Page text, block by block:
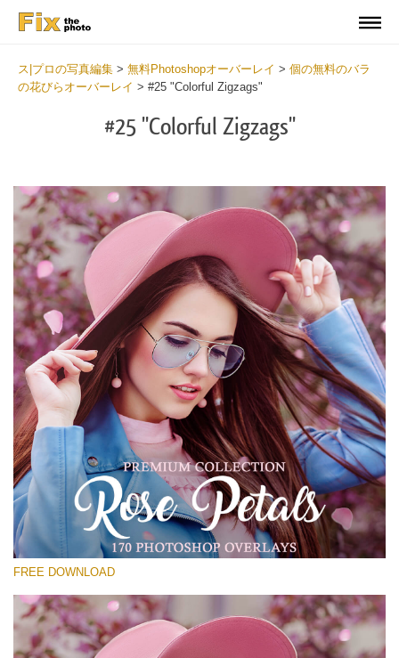
ス|プロの写真編集 > 無料Photoshopオーバーレイ > 個の無料のバラ
の花びらオーバーレイ > #25 "Colorful Zigzags"
#25 "Colorful Zigzags"
選んでください
Free Photoshop Overlay #25
Small 800*533px
Rose Petals
(40 Overlays)
Luxury Wedding
(373 Overlays)
FREE DOWNLOAD